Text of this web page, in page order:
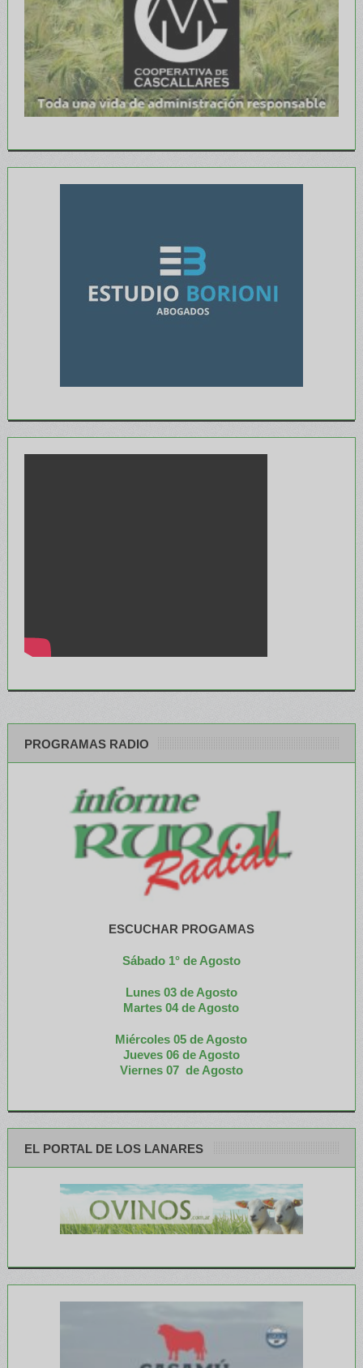
PROGRAMAS RADIO
ESCUCHAR PROGAMAS
Sábado 1° de Agosto
Lunes 03 de Agosto
Martes 04 de Agosto
Miércoles 05 de Agosto
Jueves 06 de Agosto
Viernes 07 de Agosto
EL PORTAL DE LOS LANARES